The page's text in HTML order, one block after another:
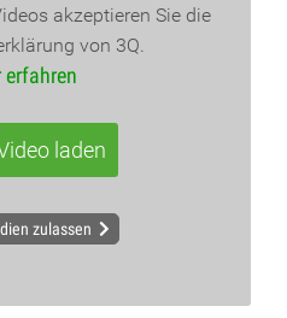
akzeptieren Sie die
von 3Q.
erfahren
laden
zulassen